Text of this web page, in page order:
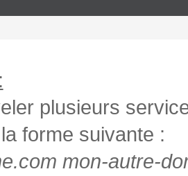
plusieurs
forme suivante :
mon-autre-